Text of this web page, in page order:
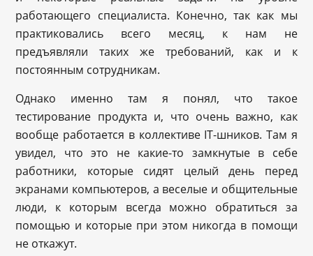
работающего специалиста. Конечно, так как мы
практиковались всего месяц, к нам не
предъявляли таких же требований, как и к
постоянным сотрудникам.
Однако именно там я понял, что такое
тестирование продукта и, что очень важно, как
вообще работается в коллективе IT-шников. Там я
увидел, что это не какие-то замкнутые в себе
работники, которые сидят целый день перед
экранами компьютеров, а веселые и общительные
люди, к которым всегда можно обратиться за
помощью и которые при этом никогда в помощи
не откажут.